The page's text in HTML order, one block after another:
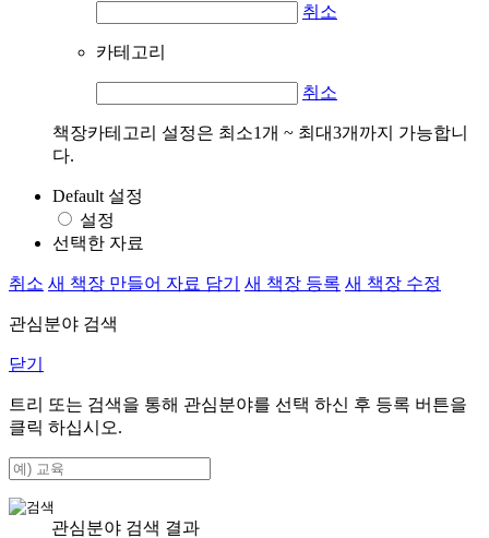
취소
카테고리
취소
책장카테고리 설정은 최소1개 ~ 최대3개까지 가능합니
다.
Default 설정
설정
선택한 자료
취소 새 책장 만들어 자료 담기 새 책장 등록 새 책장 수정
관심분야 검색
닫기
트리 또는 검색을 통해 관심분야를 선택 하신 후 등록 버튼을
클릭 하십시오.
관심분야 검색 결과